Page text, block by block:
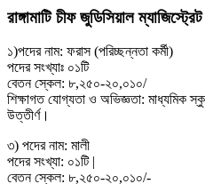
রাঙ্গামাটি চীফ জুডিসিয়াল
১)পদের নাম: ফরাস (পরিচ্ছন্নতা কর্মী)
পদের সংখ্যাঃ ০১টি
বেতন স্কেল: ৮,২৫০-২০,০১০/
শিক্ষাগত যােগ্যতা ও অভিজ্ঞতা: মাধ্যমিক
উত্তীর্ণ।
৩) পদের নাম: মালী
পদের সংখ্যা: ০১টি |
বেতন স্কেল: ৮,২৫০-২০,০১০/-